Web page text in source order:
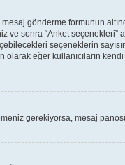
gönderme formunun
sonra “Anket seçenekleri”
seçeneklerin
eğer kullanıcıların
gerekiyorsa, mesaj